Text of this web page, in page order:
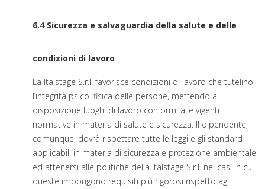
6.4 Sicurezza e salvaguardia della salute e delle
condizioni di lavoro
La Italstage S.r.l. favorisce condizioni di lavoro che tutelino
l’integrità psico–fisica delle persone, mettendo a
disposizione luoghi di lavoro conformi alle vigenti
normative in materia di salute e sicurezza. Il dipendente,
comunque, dovrà rispettare tutte le leggi e gli standard
applicabili in materia di sicurezza e protezione ambientale
ed attenersi alle politiche della Italstage S.r.l. nei casi in cui
queste impongono requisiti più rigorosi rispetto agli